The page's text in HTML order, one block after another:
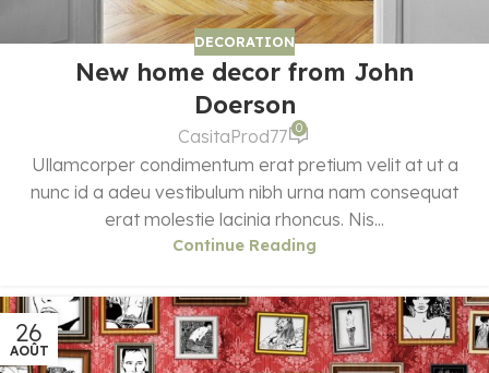
DECORATION
New home decor from John
Doerson
CasitaProd77 0
Ullamcorper condimentum erat pretium velit at ut a
nunc id a adeu vestibulum nibh urna nam consequat
erat molestie lacinia rhoncus. Nis...
Continue Reading
26
AOÛT